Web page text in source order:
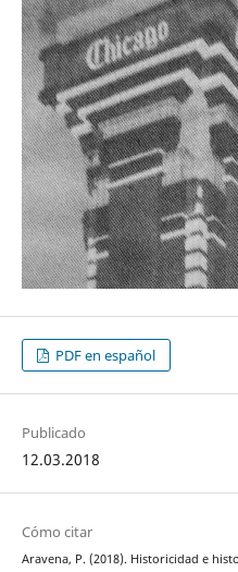
PDF en español
Publicado
12.03.2018
Cómo citar
Aravena, P. (2018). Historicidad e